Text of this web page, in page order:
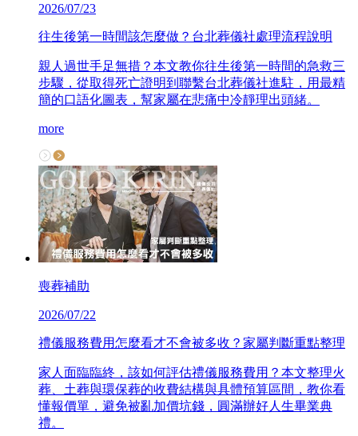
2026/07/23
往生後第一時間該怎麼做？台北葬儀社處理流程說明
親人過世手足無措？本文教你往生後第一時間的急救三
步驟，從取得死亡證明到聯繫台北葬儀社進駐，用最精
簡的口語化圖表，幫家屬在悲痛中冷靜理出頭緒。
more
喪葬補助
2026/07/22
禮儀服務費用怎麼看才不會被多收？家屬判斷重點整理
家人面臨臨終，該如何評估禮儀服務費用？本文整理火
葬、土葬與環保葬的收費結構與具體預算區間，教你看
懂報價單，避免被亂加價坑錢，圓滿辦好人生畢業典
禮。